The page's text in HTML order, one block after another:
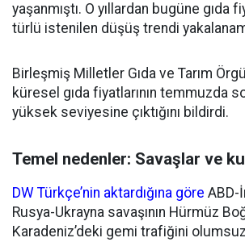
yaşanmıştı. O yıllardan bugüne gıda
türlü istenilen düşüş trendi
Birleşmiş Milletler Gıda ve Tarım
küresel gıda fiyatlarının temmuzda
yüksek seviyesine çıktığını bildirdi.
Temel nedenler: Savaşlar ve
DW Türkçe’nin aktardığına göre ABD-
Rusya-Ukrayna savaşının Hürmüz
Karadeniz’deki gemi trafiğini